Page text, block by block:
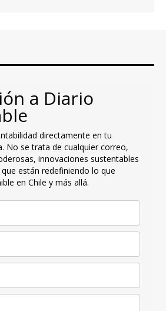
a Diario
directamente en tu
No se trata de cualquier correo,
innovaciones sustentables
están redefiniendo lo que
en Chile y más allá.